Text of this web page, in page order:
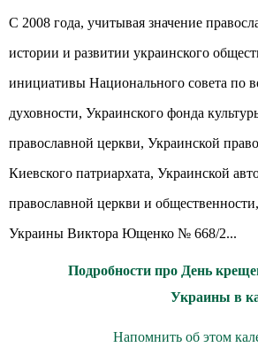
С 2008 года, учитывая значение
истории и развитии украинского
инициативы Национального совета по
духовности, Украинского фонда
православной церкви, Украинской
Киевского патриархата, Украинской
православной церкви и
Украины Виктора Ющенко № 668/2...
Подробности про День
Украины в
Напомнить об этом